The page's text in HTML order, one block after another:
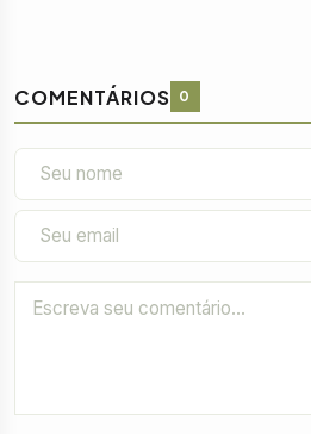
COMENTÁRIOS 0